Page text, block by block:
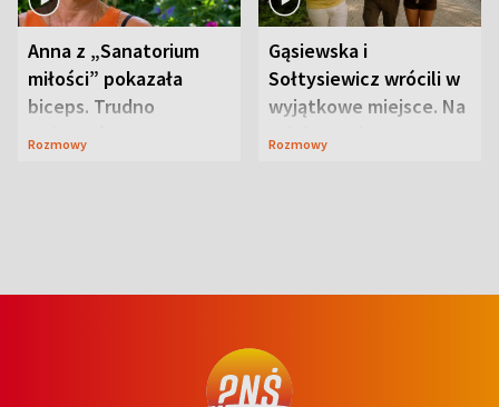
Anna z „Sanatorium
miłości” pokazała
biceps. Trudno
uwierzyć, co przeszła
Rozmowy
Gąsiewska i
Sołtysiewicz wrócili w
wyjątkowe miejsce. Na
szlaku czekał
Rozmowy